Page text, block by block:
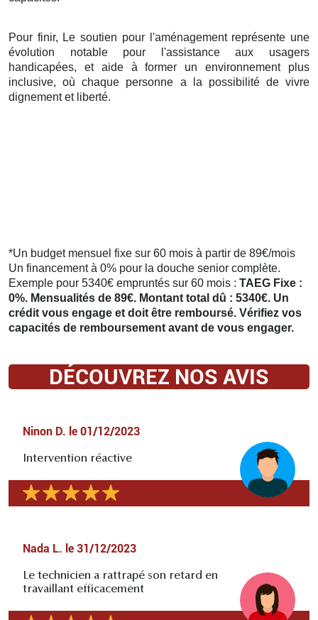
Pour finir, Le soutien pour l'aménagement représente une
évolution notable pour l'assistance aux usagers
handicapées, et aide à former un environnement plus
inclusive, où chaque personne a la possibilité de vivre
dignement et liberté.
*Un budget mensuel fixe sur 60 mois à partir de 89€/mois
Un financement à 0% pour la douche senior complète.
Exemple pour 5340€ empruntés sur 60 mois : TAEG Fixe :
0%. Mensualités de 89€. Montant total dû : 5340€. Un
crédit vous engage et doit être remboursé. Vérifiez vos
capacités de remboursement avant de vous engager.
DÉCOUVREZ NOS AVIS
Ninon D. le 01/12/2023
Intervention réactive
Nada L. le 31/12/2023
Le technicien a rattrapé son retard en
travaillant efficacement